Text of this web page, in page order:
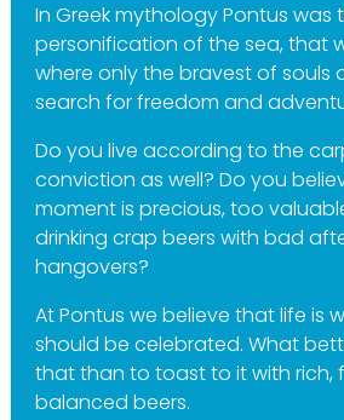
In Greek mythology Pontus was
personification of the sea, that
where only the bravest of souls
search for freedom and
Do you live according to the
conviction as well? Do you
moment is precious, too
drinking crap beers with bad
hangovers?
At Pontus we believe that life is
should be celebrated. What
that than to toast to it with rich,
balanced beers.